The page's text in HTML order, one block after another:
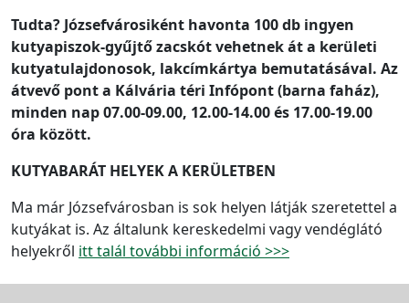
Tudta? Józsefvárosiként havonta 100 db ingyen
kutyapiszok-gyűjtő zacskót vehetnek át a kerületi
kutyatulajdonosok, lakcímkártya bemutatásával. Az
átvevő pont a Kálvária téri Infópont (barna faház),
minden nap 07.00-09.00, 12.00-14.00 és 17.00-19.00
óra között.
KUTYABARÁT HELYEK A KERÜLETBEN
Ma már Józsefvárosban is sok helyen látják szeretettel a
kutyákat is. Az általunk kereskedelmi vagy vendéglátó
helyekről itt talál további információ >>>